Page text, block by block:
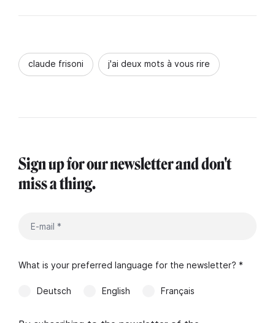
claude frisoni j'ai deux mots à vous rire
Sign up for our newsletter and don't
miss a thing.
What is your preferred language for the newsletter? *
Deutsch English Français